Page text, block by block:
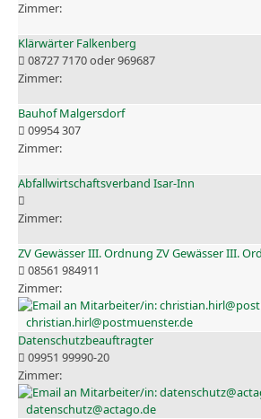
Klärwärter Falkenberg
08727 7170 oder 969687
Bauhof Malgersdorf
09954 307
Abfallwirtschaftsverband Isar-Inn
ZV Gewässer III. Ordnung ZV Gewässer III.
08561 984911
christian.hirl@postmuenster.de
Datenschutzbeauftragter
09951 99990-20
datenschutz@actago.de